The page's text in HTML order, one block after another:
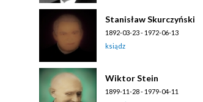
Stanisław Skurczyński
1892-03-23 - 1972-06-13
ksiądz
Wiktor Stein
1899-11-28 - 1979-04-11